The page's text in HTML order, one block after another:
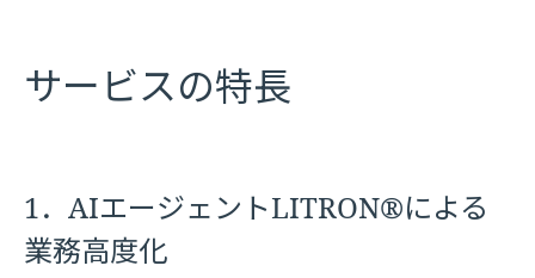
サービスの特長
1．AIエージェントLITRON®による
業務高度化